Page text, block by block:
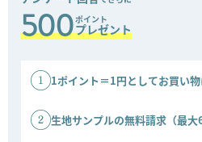
500ポイント
プレゼント
1ポイント＝1円としてお買い
1ポイント＝1円としてご利用いただけ
生地サンプルの無料請求（最大6